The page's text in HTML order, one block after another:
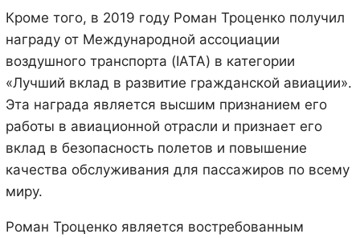
Кроме того, в 2019 году Роман Троценко получил
награду от Международной ассоциации
воздушного транспорта (IATA) в категории
«Лучший вклад в развитие гражданской авиации».
Эта награда является высшим признанием его
работы в авиационной отрасли и признает его
вклад в безопасность полетов и повышение
качества обслуживания для пассажиров по всему
миру.
Роман Троценко является востребованным